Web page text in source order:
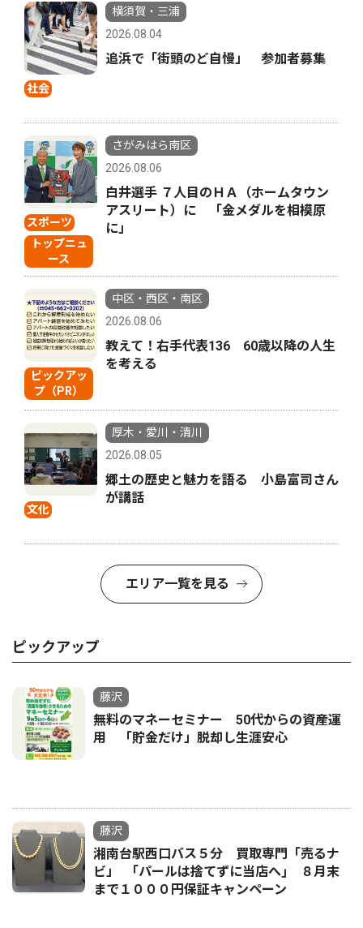
社会
横須賀・三浦
2026.08.04
追浜で「街頭のど自慢」 参加者募集
スポーツ
トップニュ
ース
さがみはら南区
2026.08.06
白井選手 ７人目のＨＡ（ホームタウン
アスリート）に 「金メダルを相模原
に」
ピックアッ
プ（PR）
中区・西区・南区
2026.08.06
教えて！右手代表136 60歳以降の人生
を考える
文化
厚木・愛川・清川
2026.08.05
郷土の歴史と魅力を語る 小島富司さん
が講話
エリア一覧を見る
ピックアップ
藤沢
無料のマネーセミナー 50代からの資産運
用 「貯金だけ」脱却し生涯安心
藤沢
湘南台駅西口バス５分 買取専門「売るナ
ビ」 ｢パールは捨てずに当店へ｣ ８月末
まで１０００円保証キャンペーン